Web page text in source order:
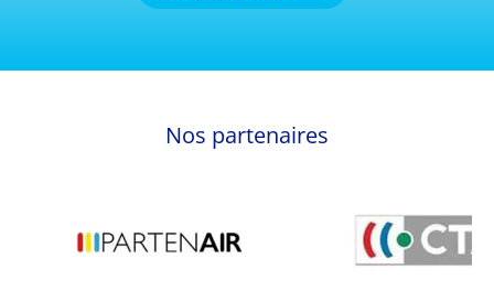
Nos partenaires